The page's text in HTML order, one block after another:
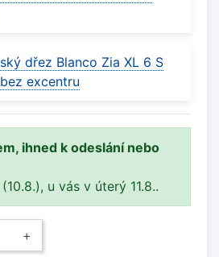
dřez Blanco Zia XL 6 S
excentru
ihned k odeslání nebo
u vás v úterý 11.8..
+